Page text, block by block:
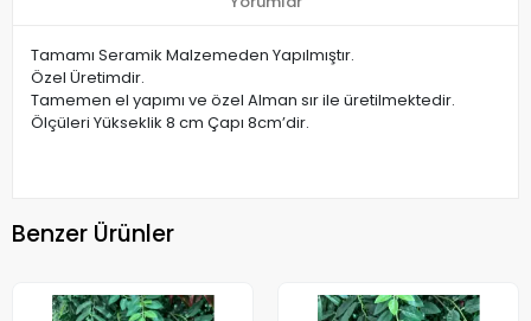
Tamamı Seramik Malzemeden Yapılmıştır.
Özel Üretimdir.
Tamemen el yapımı ve özel Alman sır ile üretilmektedir.
Ölçüleri Yükseklik 8 cm Çapı 8cm’dir.
Benzer Ürünler